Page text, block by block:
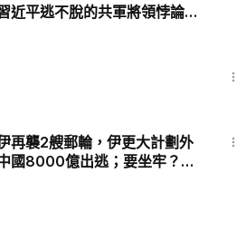
近平逃不脫的共軍將領悖論；
嗎？【直播話題選粹】｜早安
再襲2艘郵輪，伊更大計劃外
國8000億出逃；要坐牢？福
府令！誰敢來美生寶兒【北美